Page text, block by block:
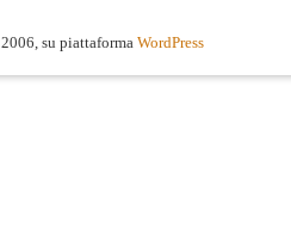
2006, su piattaforma WordPress